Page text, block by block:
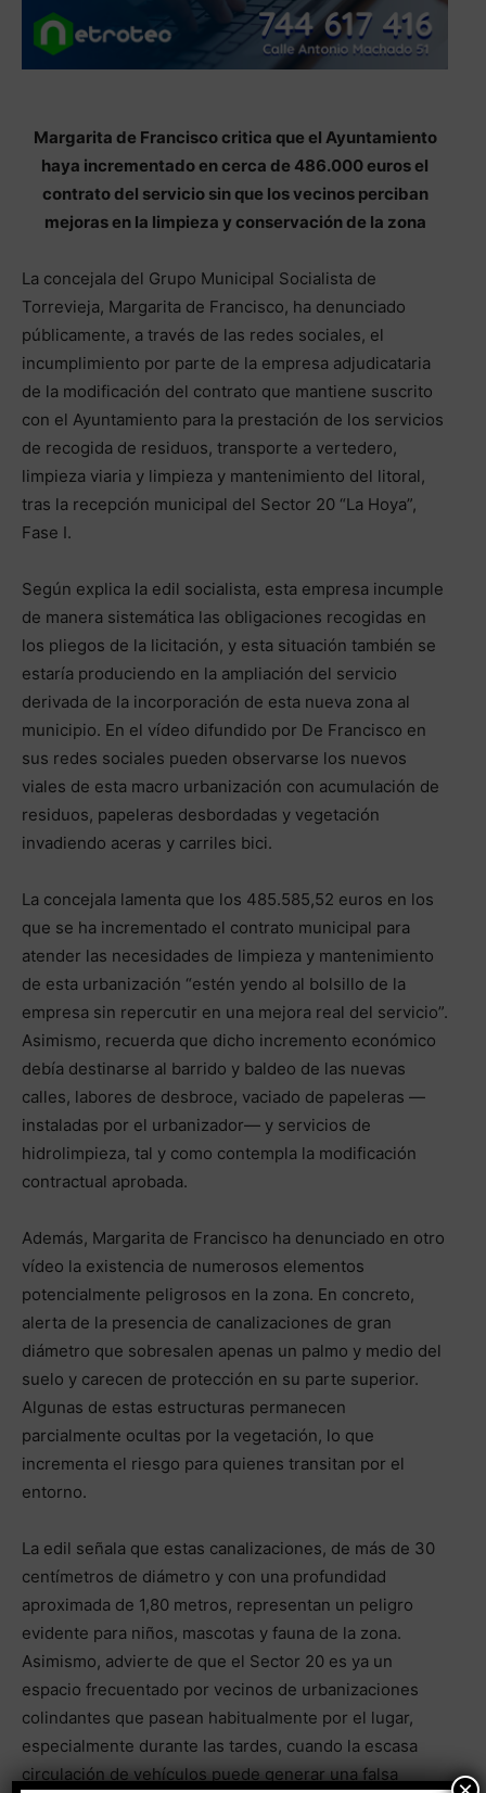
Margarita de Francisco critica que el Ayuntamiento
haya incrementado en cerca de 486.000 euros el
contrato del servicio sin que los vecinos perciban
mejoras en la limpieza y conservación de la zona
La concejala del Grupo Municipal Socialista de
Torrevieja, Margarita de Francisco, ha denunciado
públicamente, a través de las redes sociales, el
incumplimiento por parte de la empresa adjudicataria
de la modificación del contrato que mantiene suscrito
con el Ayuntamiento para la prestación de los servicios
de recogida de residuos, transporte a vertedero,
limpieza viaria y limpieza y mantenimiento del litoral,
tras la recepción municipal del Sector 20 “La Hoya”,
Fase I.
Según explica la edil socialista, esta empresa incumple
de manera sistemática las obligaciones recogidas en
los pliegos de la licitación, y esta situación también se
estaría produciendo en la ampliación del servicio
derivada de la incorporación de esta nueva zona al
municipio. En el vídeo difundido por De Francisco en
sus redes sociales pueden observarse los nuevos
viales de esta macro urbanización con acumulación de
residuos, papeleras desbordadas y vegetación
invadiendo aceras y carriles bici.
La concejala lamenta que los 485.585,52 euros en los
que se ha incrementado el contrato municipal para
atender las necesidades de limpieza y mantenimiento
de esta urbanización “estén yendo al bolsillo de la
empresa sin repercutir en una mejora real del servicio”.
Asimismo, recuerda que dicho incremento económico
debía destinarse al barrido y baldeo de las nuevas
calles, labores de desbroce, vaciado de papeleras —
instaladas por el urbanizador— y servicios de
hidrolimpieza, tal y como contempla la modificación
contractual aprobada.
Además, Margarita de Francisco ha denunciado en otro
vídeo la existencia de numerosos elementos
potencialmente peligrosos en la zona. En concreto,
alerta de la presencia de canalizaciones de gran
diámetro que sobresalen apenas un palmo y medio del
suelo y carecen de protección en su parte superior.
Algunas de estas estructuras permanecen
parcialmente ocultas por la vegetación, lo que
incrementa el riesgo para quienes transitan por el
entorno.
La edil señala que estas canalizaciones, de más de 30
centímetros de diámetro y con una profundidad
aproximada de 1,80 metros, representan un peligro
evidente para niños, mascotas y fauna de la zona.
Asimismo, advierte de que el Sector 20 es ya un
espacio frecuentado por vecinos de urbanizaciones
colindantes que pasean habitualmente por el lugar,
especialmente durante las tardes, cuando la escasa
circulación de vehículos puede generar una falsa